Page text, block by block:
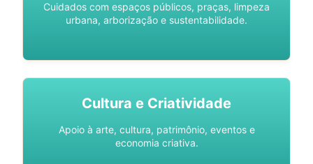
Cuidados com espaços públicos, praças, limpeza
urbana, arborização e sustentabilidade.
Cultura e Criatividade
Apoio à arte, cultura, patrimônio, eventos e
economia criativa.